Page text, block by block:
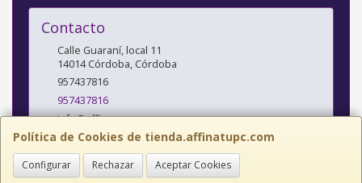
Política de Cookies de tienda.affinatupc.com
Configurar Rechazar Aceptar Cookies
Contacto
Calle Guaraní, local 11
14014 Córdoba, Córdoba
957437816
957437816
info@affinatupc.com
Horario